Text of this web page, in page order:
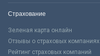
Страхование
Зеленая карта онлайн
Отзывы о страховых компаниях
Рейтинг страховых компаний